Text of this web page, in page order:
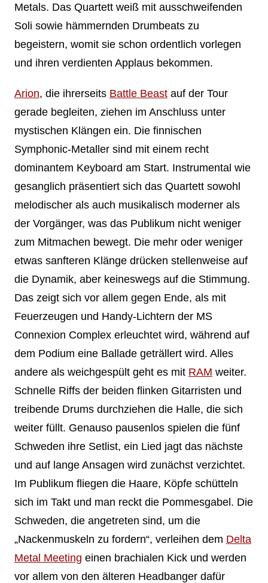
Metals. Das Quartett weiß mit ausschweifenden
Soli sowie hämmernden Drumbeats zu
begeistern, womit sie schon ordentlich vorlegen
und ihren verdienten Applaus bekommen.
Arion, die ihrerseits Battle Beastauf der Tour
gerade begleiten, ziehen im Anschluss unter
mystischen Klängen ein. Die finnischen
Symphonic-Metaller sind mit einem recht
dominantem Keyboard am Start. Instrumental wie
gesanglich präsentiert sich das Quartett sowohl
melodischer als auch musikalisch moderner als
der Vorgänger, was das Publikum nicht weniger
zum Mitmachen bewegt. Die mehr oder weniger
etwas sanfteren Klänge drücken stellenweise auf
die Dynamik, aber keineswegs auf die Stimmung.
Das zeigt sich vor allem gegen Ende, als mit
Feuerzeugen und Handy-Lichtern der MS
Connexion Complex erleuchtet wird, während auf
dem Podium eine Ballade geträllert wird. Alles
andere als weichgespült geht es mit RAM weiter.
Schnelle Riffs der beiden flinken Gitarristen und
treibende Drums durchziehen die Halle, die sich
weiter füllt. Genauso pausenlos spielen die fünf
Schweden ihre Setlist, ein Lied jagt das nächste
und auf lange Ansagen wird zunächst verzichtet.
Im Publikum fliegen die Haare, Köpfe schütteln
sich im Takt und man reckt die Pommesgabel. Die
Schweden, die angetreten sind, um die
„Nackenmuskeln zu fordern“, verleihen dem Delta
Metal Meeting einen brachialen Kick und werden
vor allem von den älteren Headbanger dafür